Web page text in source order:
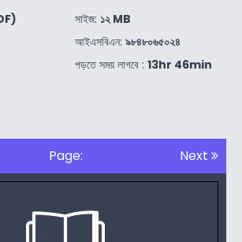
সাইজ: ১২ MB
আইএসবিএন: ৯৮৪৮০৬৫০২৪
পড়তে সময় লাগবে : 13hr 46min
Page: Next